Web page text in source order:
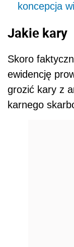
koncepcja
Jakie kary
Skoro
ewidencję
grozić kary z
karnego